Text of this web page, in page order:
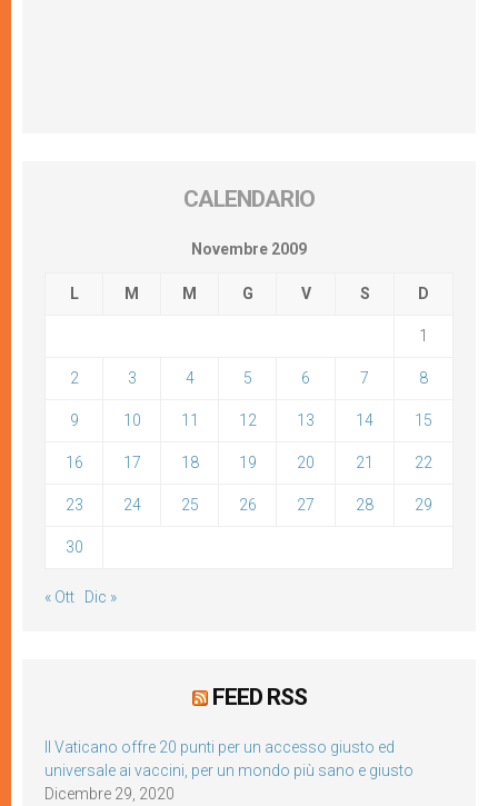
CALENDARIO
Novembre 2009
L M M G V S D
1
2 3 4 5 6 7 8
9 10 11 12 13 14 15
16 17 18 19 20 21 22
23 24 25 26 27 28 29
30
« Ott Dic »
FEED RSS
Il Vaticano offre 20 punti per un accesso giusto ed
universale ai vaccini, per un mondo più sano e giusto
Dicembre 29, 2020